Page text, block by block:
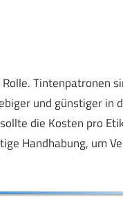
Tintenpatronen
und günstiger in
die Kosten pro
Handhabung, um